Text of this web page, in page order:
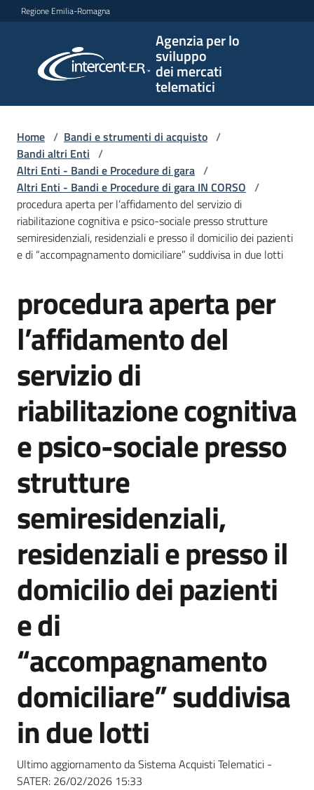
Vai al contenuto
Vai alla navigazione
Vai al footer
Regione Emilia-Romagna
Agenzia per lo
sviluppo
dei mercati
telematici
per lo
sviluppo
telematici
L'Agenzia
Bandi
di
acquisto
Supporto
Piattaforme
telematiche
English
site
Seguici
su
Home / Bandi e strumenti di acquisto /
Bandi altri Enti /
Altri Enti - Bandi e Procedure di gara /
Altri Enti - Bandi e Procedure di gara IN CORSO /
procedura aperta per l’affidamento del servizio di
riabilitazione cognitiva e psico-sociale presso strutture
semiresidenziali, residenziali e presso il domicilio dei pazienti
e di “accompagnamento domiciliare” suddivisa in due lotti
Salta al contenuto
procedura aperta per
l’affidamento del
servizio di
riabilitazione cognitiva
e psico-sociale presso
strutture
semiresidenziali,
residenziali e presso il
domicilio dei pazienti
e di
“accompagnamento
domiciliare” suddivisa
in due lotti
Ultimo aggiornamento da Sistema Acquisti Telematici -
SATER: 26/02/2026 15:33